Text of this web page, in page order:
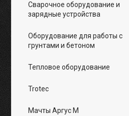
Сварочное оборудование и
зарядные устройства
Оборудование для работы с
грунтами и бетоном
Тепловое оборудование
Trotec
Мачты Аргус М